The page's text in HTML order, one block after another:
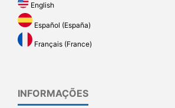
English
Español (España)
Français (France)
INFORMAÇÕES